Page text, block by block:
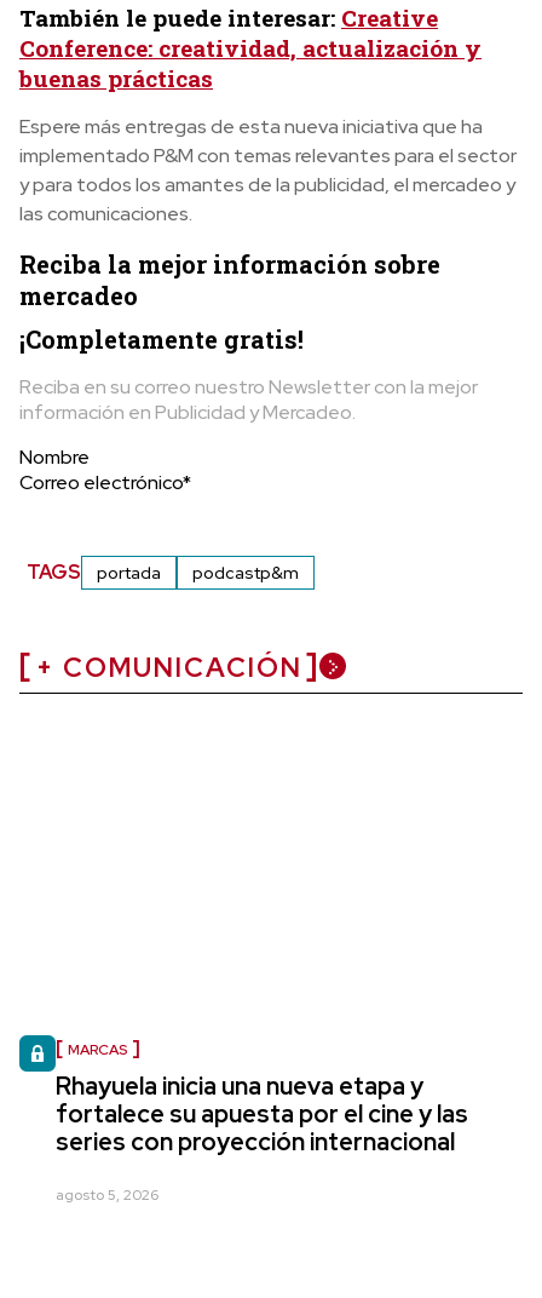
También le puede interesar: Creative
Conference: creatividad, actualización y
buenas prácticas
Espere más entregas de esta nueva iniciativa que ha
implementado P&M con temas relevantes para el sector
y para todos los amantes de la publicidad, el mercadeo y
las comunicaciones.
Reciba la mejor información sobre
mercadeo
¡Completamente gratis!
Reciba en su correo nuestro Newsletter con la mejor
información en Publicidad y Mercadeo.
Nombre
Correo electrónico*
TAGS portada podcastp&m
+ COMUNICACIÓN
MARCAS
Rhayuela inicia una nueva etapa y
fortalece su apuesta por el cine y las
series con proyección internacional
agosto 5, 2026